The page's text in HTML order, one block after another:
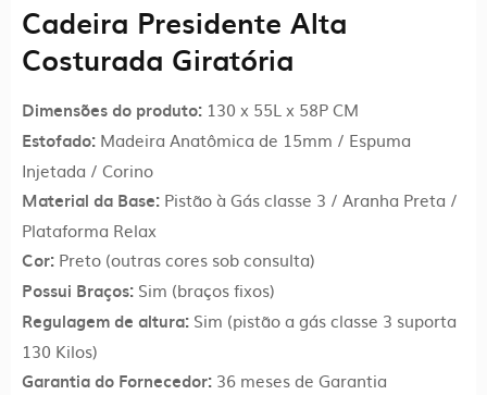
-
Móveis
Supremo
-
2306
Cadeira Presidente Alta
Costurada Giratória
Dimensões do produto: 130 x 55L x 58P CM
Estofado: Madeira Anatômica de 15mm / Espuma
Injetada / Corino
Material da Base: Pistão à Gás classe 3 / Aranha Preta /
Plataforma Relax
Cor: Preto (outras cores sob consulta)
Possui Braços: Sim (braços fixos)
Regulagem de altura: Sim (pistão a gás classe 3 suporta
130 Kilos)
Garantia do Fornecedor: 36 meses de Garantia